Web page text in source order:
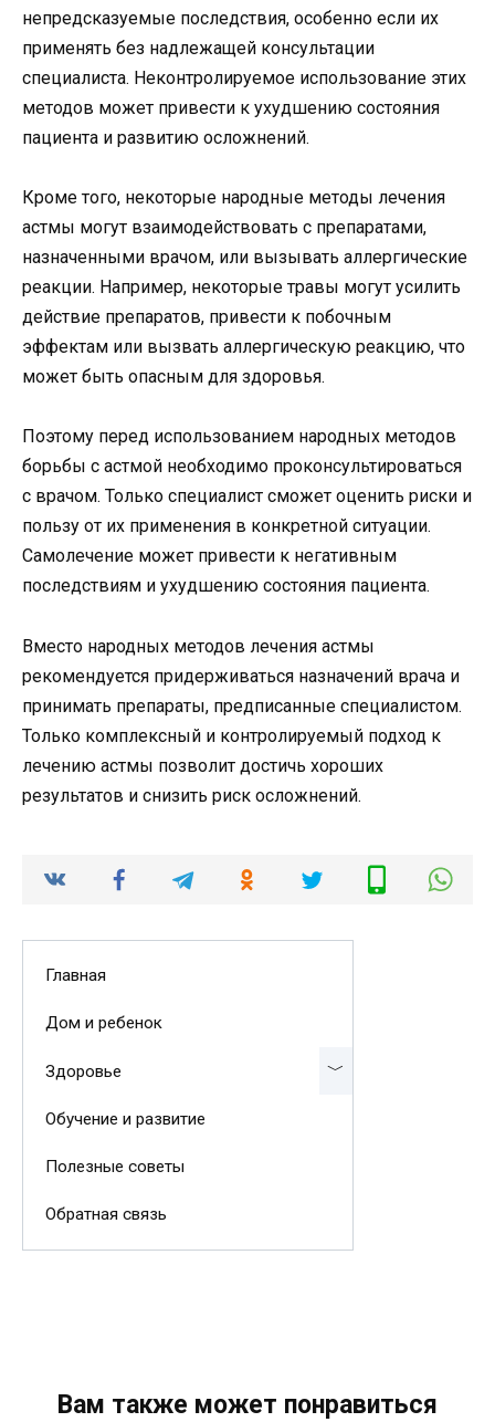
непредсказуемые последствия, особенно если их
применять без надлежащей консультации
специалиста. Неконтролируемое использование этих
методов может привести к ухудшению состояния
пациента и развитию осложнений.
Кроме того, некоторые народные методы лечения
астмы могут взаимодействовать с препаратами,
назначенными врачом, или вызывать аллергические
реакции. Например, некоторые травы могут усилить
действие препаратов, привести к побочным
эффектам или вызвать аллергическую реакцию, что
может быть опасным для здоровья.
Поэтому перед использованием народных методов
борьбы с астмой необходимо проконсультироваться
с врачом. Только специалист сможет оценить риски и
пользу от их применения в конкретной ситуации.
Самолечение может привести к негативным
последствиям и ухудшению состояния пациента.
Вместо народных методов лечения астмы
рекомендуется придерживаться назначений врача и
принимать препараты, предписанные специалистом.
Только комплексный и контролируемый подход к
лечению астмы позволит достичь хороших
результатов и снизить риск осложнений.
Главная
Дом и ребенок
Здоровье
Обучение и развитие
Полезные советы
Обратная связь
Вам также может понравиться